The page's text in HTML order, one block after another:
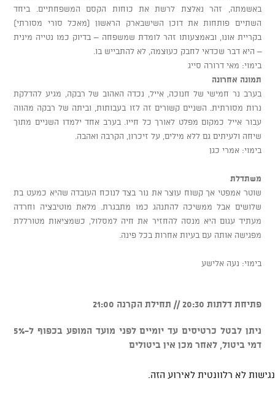
באשמתה, זהר נאלצת לרשת את כוחות הקסם המשפחתיים. ביחד
השתיים פותחות את דוכן השישבארק הראשון (מאכל סורי מסורתי)
בקריית אונו, ובאמצעותו זהר לומדת שמשפחה – בדיוק כמו נטייה מינית
– היא דבר שכדאי לחבק כעוצמה, לא להתבייש בו.
בימוי: מאי דרורה סייג
תמונה אחרונה
בערב נר חמישי של חנוכה, אייל, נכדה האהוב של רבקה, מגיע להדלקת
נרות מסורתית. השניים קשורים זה לזו בעבותות, וביתה של רבקה מהווה
עבור אייל כמקום מפלט לאורך כל חייו. בערב אחד ילמדו השניים מתוך
שיחה ולעיתים גם ללא מילים, על זיכרון, הקרבה ואהבה.
בימוי: אמרי כגן
משתדלת
שוטר אמפטי אך קשוח עוצר את נור בצד לנוכח העובדה שהיא כמעט בת
שלושים אבל ממשיכה להתנהג כמו מתבגרת. מלאת מוטיבציה וחרדה
מעתיד עגום היא מנסה להחזיר את חיה למסלול, כשמציאות מטורללת
מפגישה אותה עם בעיות אחרות בכל פינה.
בימוי: נעה אלישע
פתיחת דלתות 20:30 // תחילת הקרנה 21:00
ניתן לבטל כרטיסים עד יומיים לפני מועד המופע בכפוף ל-5%
דמי ביטול, לאחר מכן אין ביטולים
נגישות לא רלוונטית לאירוע הזה.